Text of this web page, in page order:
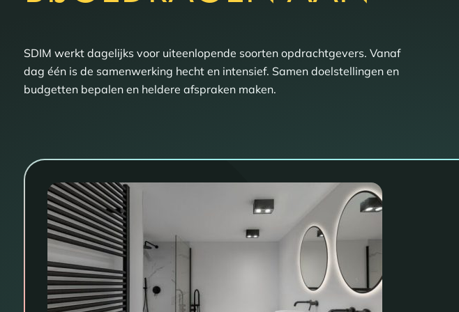
SDIM werkt dagelijks voor uiteenlopende soorten opdrachtgevers. Vanaf
dag één is de samenwerking hecht en intensief. Samen doelstellingen en
budgetten bepalen en heldere afspraken maken.